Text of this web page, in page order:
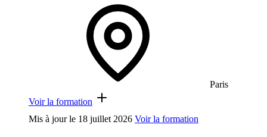
Paris
Voir la formation
Mis à jour le 18 juillet 2026 Voir la formation